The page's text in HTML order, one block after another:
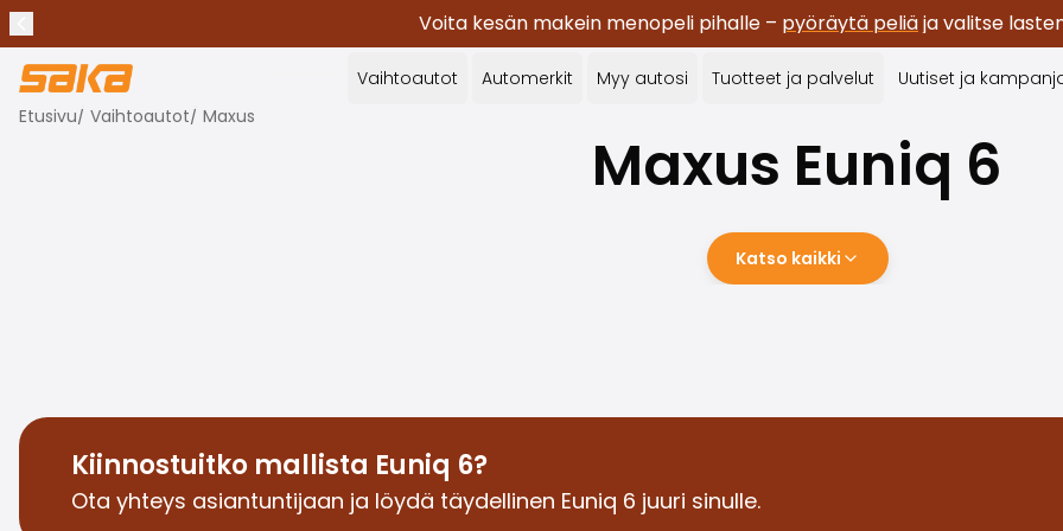
Voita kesän makein menopeli pihalle – pyöräytä peliäja valitse
Lopeta ilmoitukset
✕
Vaihtoautot Automerkit Myy autosi Tuotteet ja palvelut Uutiset ja
Etusivu/ Vaihtoautot/ Maxus
Maxus Euniq 6
Katso kaikki
Kiinnostuitko mallista Euniq 6?
Ota yhteys asiantuntijaan ja löydä täydellinen Euniq 6 juuri sinulle.